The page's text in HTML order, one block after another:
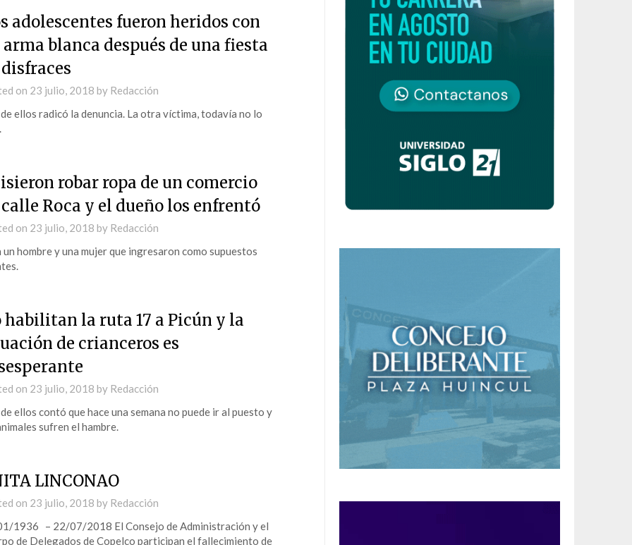
adolescentes fueron heridos con
blanca después de una fiesta
on 23 julio, 2018 by Redacción
ellos radicó la denuncia. La otra víctima, todavía no lo
robar ropa de un comercio
Roca y el dueño los enfrentó
on 23 julio, 2018 by Redacción
un hombre y una mujer que ingresaron como supuestos
habilitan la ruta 17 a Picún y la
de crianceros es
on 23 julio, 2018 by Redacción
ellos contó que hace una semana no puede ir al puesto y
sufren el hambre.
LINCONAO
on 23 julio, 2018 by Redacción
1936 – 22/07/2018 El Consejo de Administración y el
de Delegados de Copelco participan el fallecimiento de